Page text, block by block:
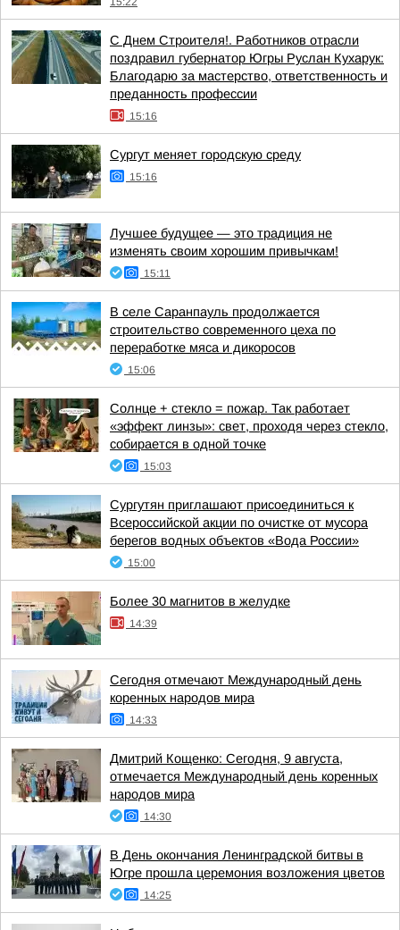
С Днем Строителя!. Работников отрасли
поздравил губернатор Югры Руслан Кухарук:
Благодарю за мастерство, ответственность и
преданность профессии
15:16
Сургут меняет городскую среду
15:16
Лучшее будущее — это традиция не
изменять своим хорошим привычкам!
15:11
В селе Саранпауль продолжается
строительство современного цеха по
переработке мяса и дикоросов
15:06
Солнце + стекло = пожар. Так работает
«эффект линзы»: свет, проходя через стекло,
собирается в одной точке
15:03
Сургутян приглашают присоединиться к
Всероссийской акции по очистке от мусора
берегов водных объектов «Вода России»
15:00
Более 30 магнитов в желудке
14:39
Сегодня отмечают Международный день
коренных народов мира
14:33
Дмитрий Кощенко: Сегодня, 9 августа,
отмечается Международный день коренных
народов мира
14:30
В День окончания Ленинградской битвы в
Югре прошла церемония возложения цветов
14:25